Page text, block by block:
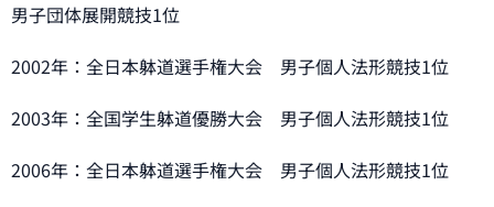
男子団体展開競技1位
2002年：全日本躰道選手権大会 男子個人法形競技1位
2003年：全国学生躰道優勝大会 男子個人法形競技1位
2006年：全日本躰道選手権大会 男子個人法形競技1位